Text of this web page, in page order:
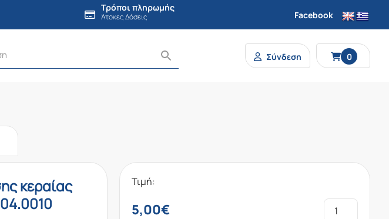
Τρόποι πληρωμής
Άτοκες Δόσεις Facebook
Σύνδεση 0
κεραίας
Τιμή:
5,00€